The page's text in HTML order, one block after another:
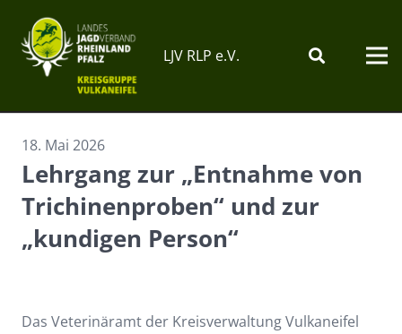
LJV RLP e.V.
18. Mai 2026
Lehrgang zur „Entnahme von
Trichinenproben“ und zur
„kundigen Person“
Das Veterinäramt der Kreisverwaltung Vulkaneifel